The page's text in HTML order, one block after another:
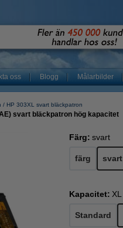
oss Blogg Målarbilder
HP 303XL svart bläckpatron
svart bläckpatron hög kapacitet
Färg: svart
färg svart
Kapacitet: XL
Standard